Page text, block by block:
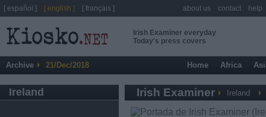
Irish Examiner everyday
Today's press covers
Archive 21/Dec/2018 Home Africa
Ireland Irish Examiner Ireland
[ español ] [ english ] [ français ] about us contact help